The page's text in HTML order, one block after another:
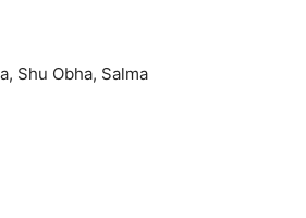
Shu Obha, Salma